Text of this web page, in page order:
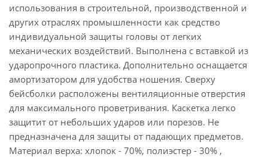
использования в строительной, производственной и
других отраслях промышленности как средство
индивидуальной защиты головы от легких
механических воздействий. Выполнена с вставкой из
ударопрочного пластика. Дополнительно оснащается
амортизатором для удобства ношения. Сверху
бейсболки расположены вентиляционные отверстия
для максимального проветривания. Каскетка легко
защитит от небольших ударов или порезов. Не
предназначена для защиты от падающих предметов.
Материал верха: хлопок - 70%, полиэстер - 30% ,